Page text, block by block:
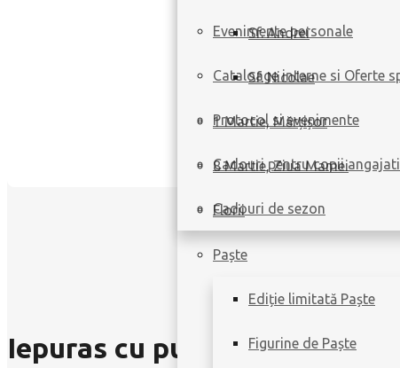
Sf. Andrei
Sf. Nicolae
1 Martie, Mărțișor
8 Martie, Ziua Mamei
Florii
Paște
Ediție limitată Paște
Figurine de Paște
Evenimente personale
Cataloage interne si Oferte
Protocol si evenimente
Cadouri pentru copii
Cadouri de sezon
Iepuras cu puisor ciocolata